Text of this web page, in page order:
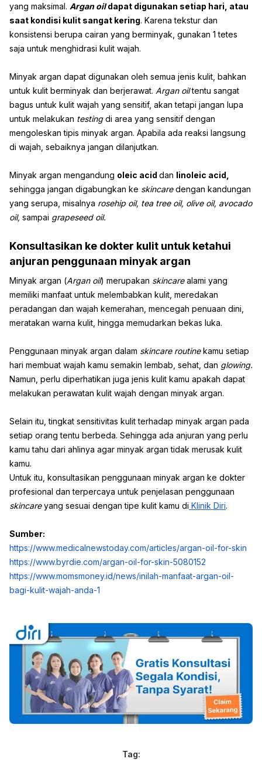
yang maksimal. Argan oildapat digunakan setiap hari, atau
saat kondisi kulit sangat kering. Karena tekstur dan
konsistensi berupa cairan yang berminyak, gunakan 1 tetes
saja untuk menghidrasi kulit wajah.
Minyak argan dapat digunakan oleh semua jenis kulit, bahkan
untuk kulit berminyak dan berjerawat. Argan oiltentu sangat
bagus untuk kulit wajah yang sensitif, akan tetapi jangan lupa
untuk melakukan testingdi area yang sensitif dengan
mengoleskan tipis minyak argan. Apabila ada reaksi langsung
di wajah, sebaiknya jangan dilanjutkan.
Minyak argan mengandung oleic acid dan linoleic acid,
sehingga jangan digabungkan ke skincaredengan kandungan
yang serupa, misalnya rosehip oil, tea tree oil, olive oil, avocado
oil, sampai grapeseed oil.
Konsultasikan ke dokter kulit untuk ketahui
anjuran penggunaan minyak argan
Minyak argan (Argan oil) merupakan skincarealami yang
memiliki manfaat untuk melembabkan kulit, meredakan
peradangan dan wajah kemerahan, mencegah penuaan dini,
meratakan warna kulit, hingga memudarkan bekas luka.
Penggunaan minyak argan dalam skincare routinekamu setiap
hari membuat wajah kamu semakin lembab, sehat, dan glowing.
Namun, perlu diperhatikan juga jenis kulit kamu apakah dapat
melakukan perawatan kulit wajah dengan minyak argan.
Selain itu, tingkat sensitivitas kulit terhadap minyak argan pada
setiap orang tentu berbeda. Sehingga ada anjuran yang perlu
kamu tahu dari ahlinya agar minyak argan tidak merusak kulit
kamu.
Untuk itu, konsultasikan penggunaan minyak argan ke dokter
profesional dan terpercaya untuk penjelasan penggunaan
skincareyang sesuai dengan tipe kulit kamu di Klinik Diri.
Sumber:
https://www.medicalnewstoday.com/articles/argan-oil-for-skin
https://www.byrdie.com/argan-oil-for-skin-5080152
https://www.momsmoney.id/news/inilah-manfaat-argan-oil-
bagi-kulit-wajah-anda-1
Tag: